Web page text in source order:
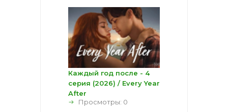
Каждый год после - 4
серия (2026) / Every Year
After
Просмотры: 0